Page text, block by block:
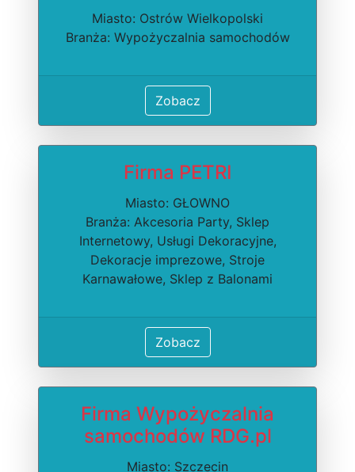
Miasto: Ostrów Wielkopolski
Branża: Wypożyczalnia samochodów
Zobacz
Firma PETRI
Miasto: GŁOWNO
Branża: Akcesoria Party, Sklep
Internetowy, Usługi Dekoracyjne,
Dekoracje imprezowe, Stroje
Karnawałowe, Sklep z Balonami
Zobacz
Firma Wypożyczalnia
samochodów RDG.pl
Miasto: Szczecin